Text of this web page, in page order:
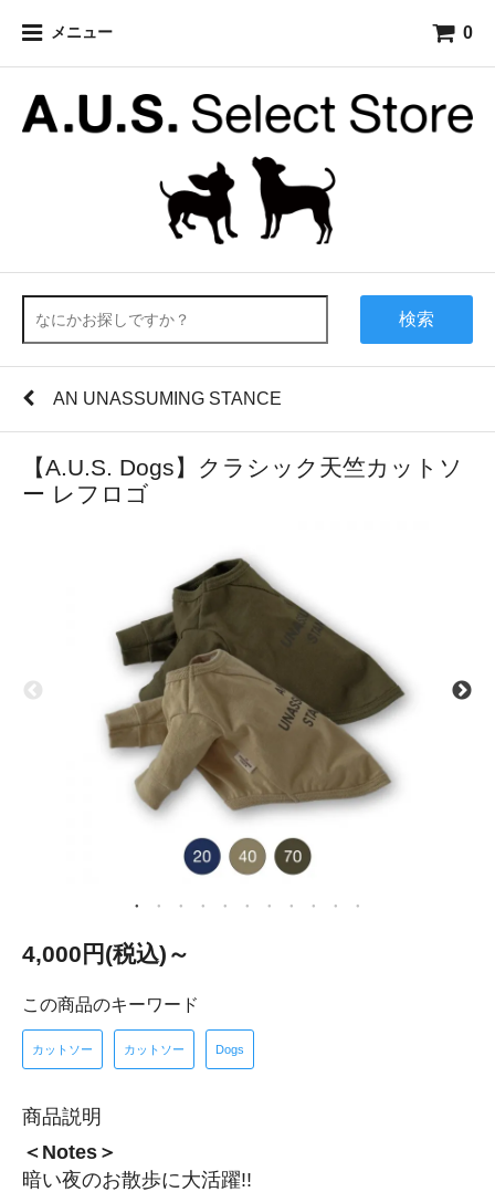
メニュー 0
検索
AN UNASSUMING STANCE
【A.U.S. Dogs】クラシック天竺カットソ
ー レフロゴ
4,000円(税込)～
この商品のキーワード
カットソー カットソー Dogs
商品説明
＜Notes＞
暗い夜のお散歩に大活躍!!